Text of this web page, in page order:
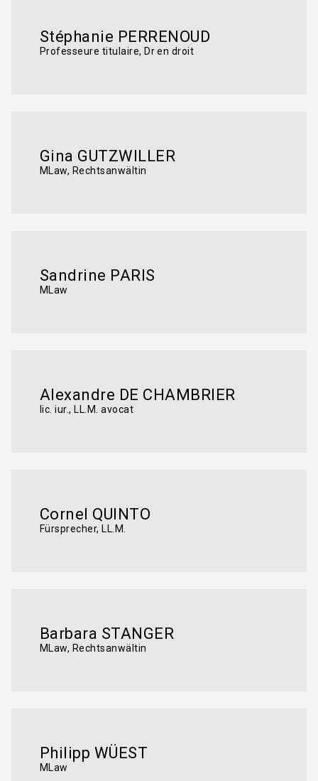
Stéphanie PERRENOUD
Professeure titulaire, Dr en droit
Gina GUTZWILLER
MLaw, Rechtsanwältin
Sandrine PARIS
MLaw
Alexandre DE CHAMBRIER
lic. iur., LL.M. avocat
Cornel QUINTO
Fürsprecher, LL.M.
Barbara STANGER
MLaw, Rechtsanwältin
Philipp WÜEST
MLaw